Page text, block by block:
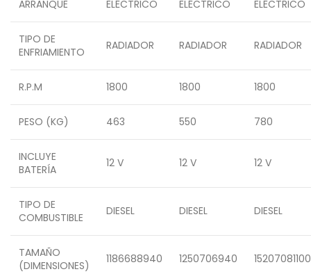
ARRANQUE ELÉCTRICO ELÉCTRICO ELÉCTRICO
TIPO DE
ENFRIAMIENTO
RADIADOR RADIADOR RADIADOR
R.P.M 1800 1800 1800
PESO (KG) 463 550 780
INCLUYE
BATERÍA
12 V 12 V 12 V
TIPO DE
COMBUSTIBLE
DIESEL DIESEL DIESEL
TAMAÑO
(DIMENSIONES)
1186688940 1250706940 15207081100